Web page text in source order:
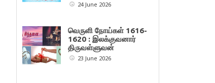
24 June 2026
வெருளி நோய்கள் 1616-
1620 : இலக்குவனார்
திருவள்ளுவன்
23 June 2026